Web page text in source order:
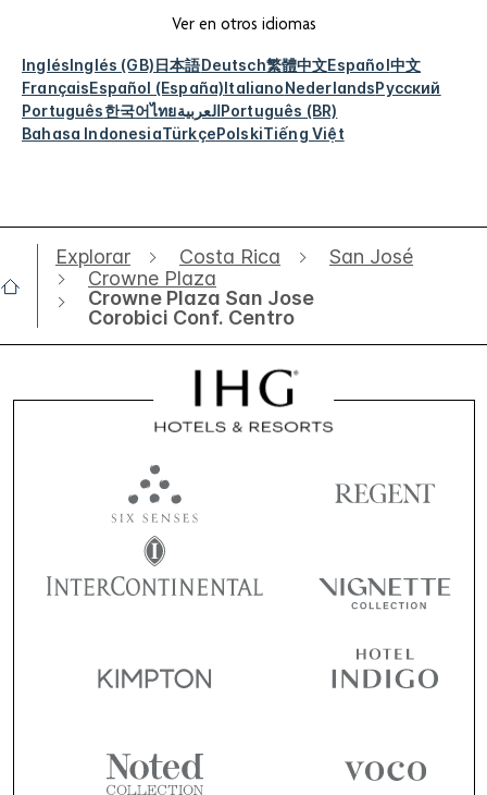
Ver en otros idiomas
InglésInglés (GB)日本語Deutsch繁體中文Español中文
FrançaisEspañol (España)ItalianoNederlandsРусский
Português한국어ไทยالعربيةPortuguês (BR)
Bahasa IndonesiaTürkçePolskiTiếng Việt
Explorar Costa Rica
San José
Crowne Plaza
Crowne Plaza San Jose
Corobici Conf. Centro